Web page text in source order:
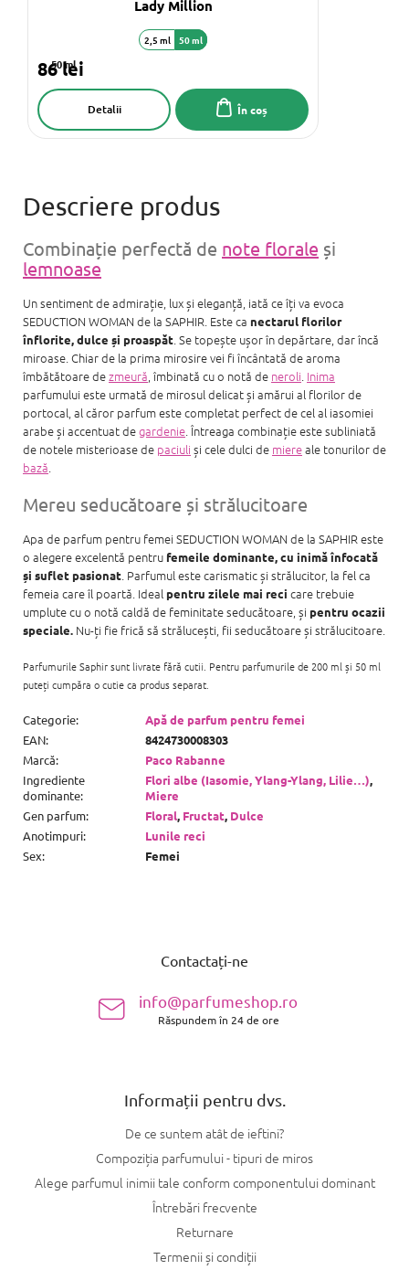
Lady Million
50 ml
86 lei
În coș
Detalii
2,5 ml 50 ml
Combinație perfectă de note florale și
lemnoase
Un sentiment de admirație, lux și eleganță, iată ce îți va evoca
SEDUCTION WOMAN de la SAPHIR. Este ca nectarul florilor
înflorite, dulce și proaspăt. Se topește ușor în depărtare, dar încă
miroase. Chiar de la prima mirosire vei fi încântată de aroma
îmbătătoare dezmeură, îmbinată cu o notă de neroli. Inima
parfumului este urmată de mirosul delicat și amărui al florilor de
portocal, al căror parfum este completat perfect de cel al iasomiei
arabe și accentuat degardenie. Întreaga combinație este subliniată
de notele misterioase de paciuli și cele dulci de miereale tonurilor de
bază.
Mereu seducătoare și strălucitoare
Apa de parfum pentru femei SEDUCTION WOMAN de la SAPHIR este
o alegere excelentă pentru femeile dominante, cu inimă înfocată
și suflet pasionat . Parfumul este carismatic și strălucitor, la fel ca
femeia care îl poartă. Ideal pentru zilele mai reci care trebuie
umplute cu o notă caldă de feminitate seducătoare, și pentru ocazii
speciale. Nu-ți fie frică să strălucești, fii seducătoare și strălucitoare.
Parfumurile Saphir sunt livrate fără cutii. Pentru parfumurile de 200 ml și 50 ml
puteți cumpăra o cutie ca produs separat.
Categorie:
Apă de parfum pentru femei
EAN:
8424730008303
Marcă:
Paco Rabanne
Ingrediente
dominante:
Flori albe (Iasomie, Ylang-Ylang, Lilie…),
Miere
Gen parfum: Floral, Fructat, Dulce
Anotimpuri:
Lunile reci
Sex: Femei
Contactați-ne
info@parfumeshop.ro
Răspundem în 24 de ore
Informații pentru dvs.
De ce suntem atât de ieftini?
Compoziția parfumului - tipuri de miros
Alege parfumul inimii tale conform componentului dominant
Întrebări frecvente
Returnare
Termenii și condiții